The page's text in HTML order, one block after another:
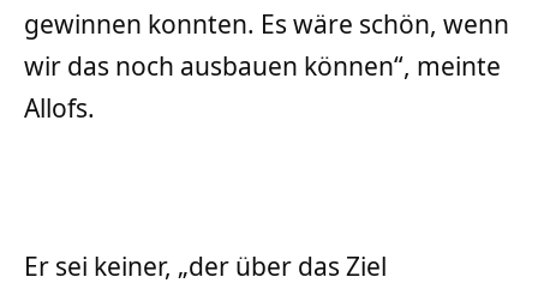
gewinnen konnten. Es wäre schön, wenn
wir das noch ausbauen können“, meinte
Allofs.
Er sei keiner, „der über das Ziel